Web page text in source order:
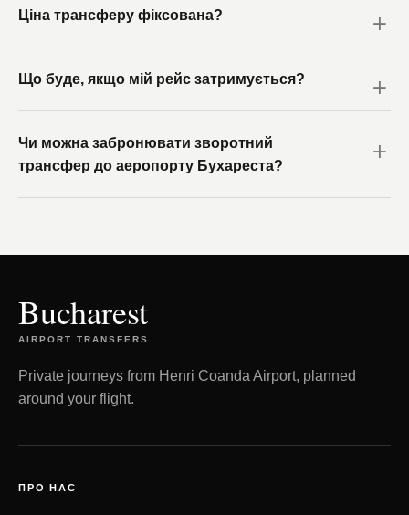
Ціна трансферу фіксована?
Що буде, якщо мій рейс затримується?
Чи можна забронювати зворотний
трансфер до аеропорту Бухареста?
Bucharest
AIRPORT TRANSFERS
Private journeys from Henri Coanda Airport, planned
around your flight.
ПРО НАС